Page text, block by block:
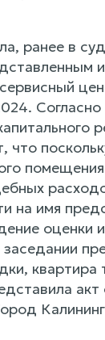
ранее в
что
на имя
оценки и
квартира